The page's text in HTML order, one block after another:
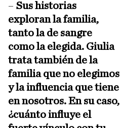
– Sus historias
exploran la familia,
tanto la de sangre
como la elegida. Giulia
trata también de la
familia que no elegimos
y la influencia que tiene
en nosotros. En su caso,
¿cuánto influye el